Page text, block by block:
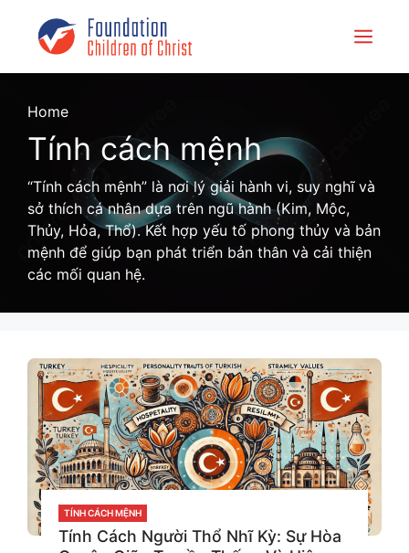
content
Menu
Home
Tính cách mệnh
“Tính cách mệnh” là nơi lý giải hành vi, suy nghĩ và
sở thích cá nhân dựa trên ngũ hành (Kim, Mộc,
Thủy, Hỏa, Thổ). Kết hợp yếu tố phong thủy và bản
mệnh để giúp bạn phát triển bản thân và cải thiện
các mối quan hệ.
CATEGORIES
TÍNH CÁCH MỆNH
Tính Cách Người Thổ Nhĩ Kỳ: Sự Hòa